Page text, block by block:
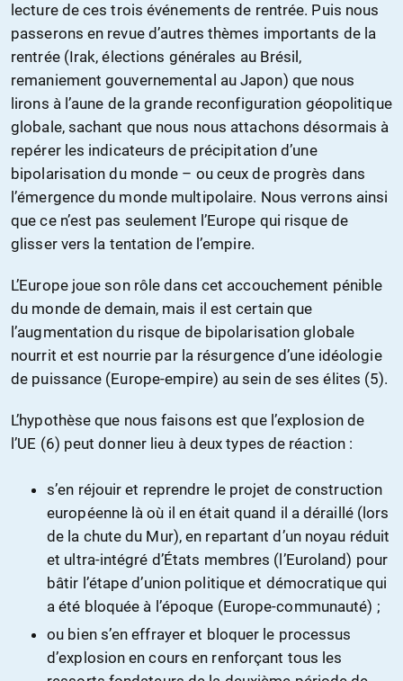
lecture de ces trois événements de rentrée. Puis nous
passerons en revue d’autres thèmes importants de la
rentrée (Irak, élections générales au Brésil,
remaniement gouvernemental au Japon) que nous
lirons à l’aune de la grande reconfiguration géopolitique
globale, sachant que nous nous attachons désormais à
repérer les indicateurs de précipitation d’une
bipolarisation du monde – ou ceux de progrès dans
l’émergence du monde multipolaire. Nous verrons ainsi
que ce n’est pas seulement l’Europe qui risque de
glisser vers la tentation de l’empire.
L’Europe joue son rôle dans cet accouchement pénible
du monde de demain, mais il est certain que
l’augmentation du risque de bipolarisation globale
nourrit et est nourrie par la résurgence d’une idéologie
de puissance (Europe-empire) au sein de ses élites (5).
L’hypothèse que nous faisons est que l’explosion de
l’UE (6) peut donner lieu à deux types de réaction :
s’en réjouir et reprendre le projet de construction
européenne là où il en était quand il a déraillé (lors
de la chute du Mur), en repartant d’un noyau réduit
et ultra-intégré d’États membres (l’Euroland) pour
bâtir l’étape d’union politique et démocratique qui
a été bloquée à l’époque (Europe-communauté) ;
ou bien s’en effrayer et bloquer le processus
d’explosion en cours en renforçant tous les